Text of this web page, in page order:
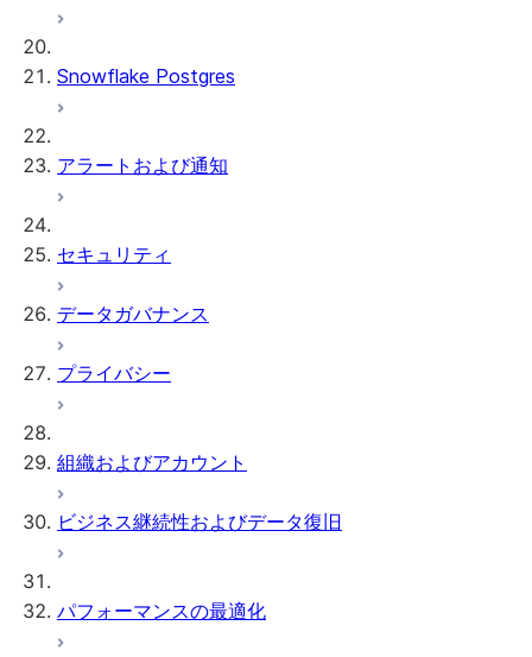
Snowflake Postgres
アラートおよび通知
セキュリティ
データガバナンス
プライバシー
組織およびアカウント
ビジネス継続性およびデータ復旧
パフォーマンスの最適化